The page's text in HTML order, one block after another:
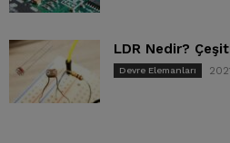
LDR Nedir?
Devre Elemanları